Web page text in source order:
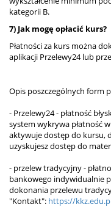
kategorii B.
7) Jak mogę opłacić kurs?
Płatności za kurs można
aplikacji Przelewy24 lub
Opis poszczególnych form
- Przelewy24 - płatność
system wykrywa płatność
aktywuje dostęp do kursu,
uzyskujesz dostęp do
- przelew tradycyjny -
bankowego indywidualnie
dokonania przelewu
"Kontakt": https://